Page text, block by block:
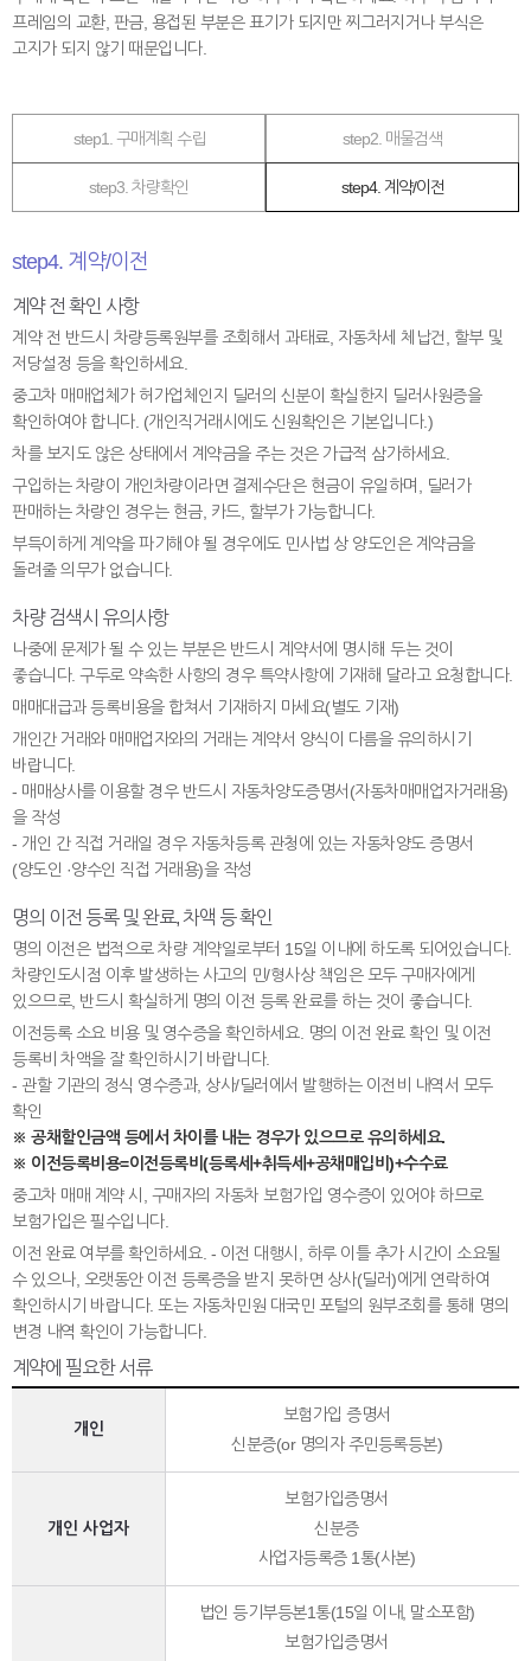
프레임의 교환, 판금, 용접된 부분은 표기가 되지만 찌그러지거나 부식은
고지가 되지 않기 때문입니다.
step1. 구매계획 수립 step2. 매물검색
step3. 차량확인 step4. 계약/이전
step4. 계약/이전
계약 전 확인 사항
계약 전 반드시 차량등록원부를 조회해서 과태료, 자동차세 체납건, 할부 및
저당설정 등을 확인하세요.
중고차 매매업체가 허가업체인지 딜러의 신분이 확실한지 딜러사원증을
확인하여야 합니다. (개인직거래시에도 신원확인은 기본입니다.)
차를 보지도 않은 상태에서 계약금을 주는 것은 가급적 삼가하세요.
구입하는 차량이 개인차량이라면 결제수단은 현금이 유일하며, 딜러가
판매하는 차량인 경우는 현금, 카드, 할부가 가능합니다.
부득이하게 계약을 파기해야 될 경우에도 민사법 상 양도인은 계약금을
돌려줄 의무가 없습니다.
차량 검색시 유의사항
나중에 문제가 될 수 있는 부분은 반드시 계약서에 명시해 두는 것이
좋습니다. 구두로 약속한 사항의 경우 특약사항에 기재해 달라고 요청합니다.
매매대급과 등록비용을 합쳐서 기재하지 마세요(별도 기재)
개인간 거래와 매매업자와의 거래는 계약서 양식이 다름을 유의하시기
바랍니다.
- 매매상사를 이용할 경우 반드시 자동차양도증명서(자동차매매업자거래용)
을 작성
- 개인 간 직접 거래일 경우 자동차등록 관청에 있는 자동차양도 증명서
(양도인 ·양수인 직접 거래용)을 작성
명의 이전 등록 및 완료, 차액 등 확인
명의 이전은 법적으로 차량 계약일로부터 15일 이내에 하도록 되어있습니다.
차량인도시점 이후 발생하는 사고의 민/형사상 책임은 모두 구매자에게
있으므로, 반드시 확실하게 명의 이전 등록 완료를 하는 것이 좋습니다.
이전등록 소요 비용 및 영수증을 확인하세요. 명의 이전 완료 확인 및 이전
등록비 차액을 잘 확인하시기 바랍니다.
- 관할 기관의 정식 영수증과, 상사/딜러에서 발행하는 이전비 내역서 모두
확인
※ 공채할인금액 등에서 차이를 내는 경우가 있으므로 유의하세요.
※ 이전등록비용=이전등록비(등록세+취득세+공채매입비)+수수료
중고차 매매 계약 시, 구매자의 자동차 보험가입 영수증이 있어야 하므로
보험가입은 필수입니다.
이전 완료 여부를 확인하세요. - 이전 대행시, 하루 이틀 추가 시간이 소요될
수 있으나, 오랫동안 이전 등록증을 받지 못하면 상사(딜러)에게 연락하여
확인하시기 바랍니다. 또는 자동차민원 대국민 포털의 원부조회를 통해 명의
변경 내역 확인이 가능합니다.
계약에 필요한 서류
개인
보험가입 증명서
신분증(or 명의자 주민등록등본)
개인 사업자
보험가입증명서
신분증
사업자등록증 1통(사본)
법인 등기부등본1통(15일 이내, 말소포함)
보험가입증명서